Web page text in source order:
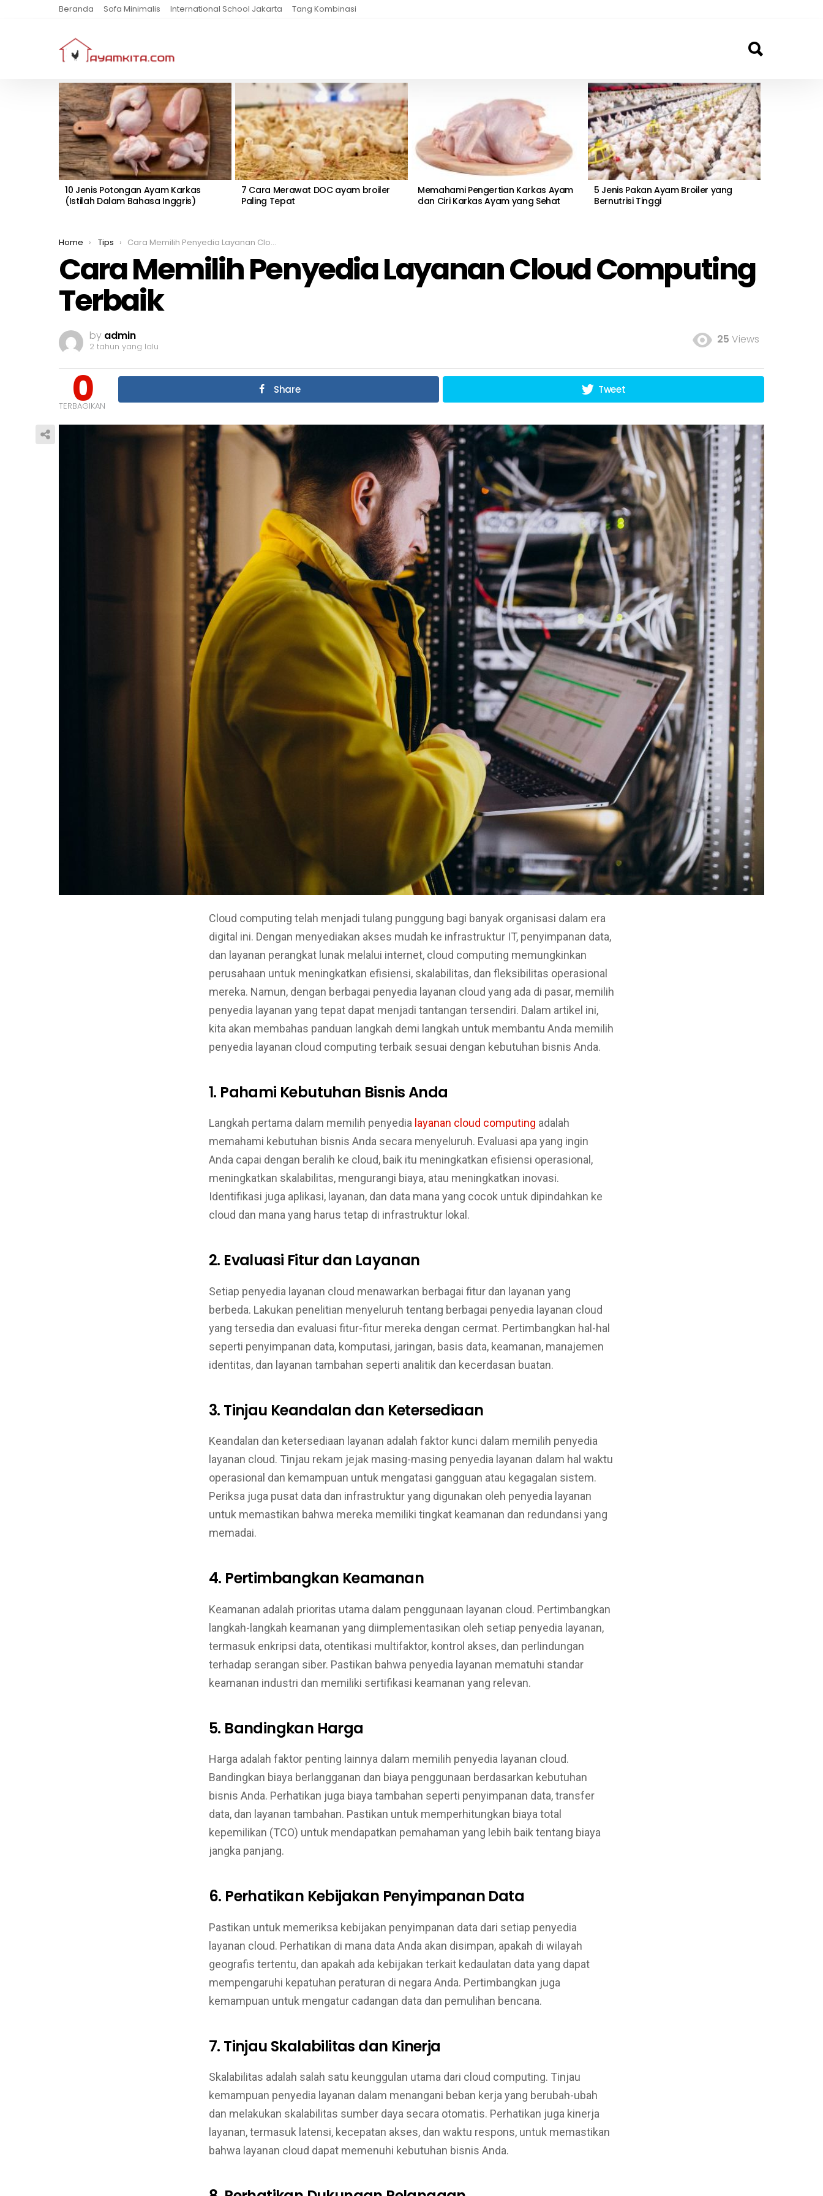
Beranda Sofa Minimalis International School Jakarta Tang Kombinasi
MOST
VIEWED
STORIES
10 Jenis Potongan Ayam Karkas
(Istilah Dalam Bahasa Inggris)
7 Cara Merawat DOC ayam broiler
Paling Tepat
Memahami Pengertian Karkas Ayam
dan Ciri Karkas Ayam yang Sehat
5 Jenis Pakan Ayam Broiler yang
Bernutrisi Tinggi
You are here:
Home Tips Cara Memilih Penyedia Layanan Cloud Computing Terbaik
Cara Memilih Penyedia Layanan Cloud Computing
Terbaik
by admin
2 tahun yang lalu
25 Views
0
TERBAGIKAN
Share Tweet
Cloud computing telah menjadi tulang punggung bagi banyak organisasi dalam era
digital ini. Dengan menyediakan akses mudah ke infrastruktur IT, penyimpanan data,
dan layanan perangkat lunak melalui internet, cloud computing memungkinkan
perusahaan untuk meningkatkan efisiensi, skalabilitas, dan fleksibilitas operasional
mereka. Namun, dengan berbagai penyedia layanan cloud yang ada di pasar, memilih
penyedia layanan yang tepat dapat menjadi tantangan tersendiri. Dalam artikel ini,
kita akan membahas panduan langkah demi langkah untuk membantu Anda memilih
penyedia layanan cloud computing terbaik sesuai dengan kebutuhan bisnis Anda.
1. Pahami Kebutuhan Bisnis Anda
Langkah pertama dalam memilih penyedia layanan cloud computing adalah
memahami kebutuhan bisnis Anda secara menyeluruh. Evaluasi apa yang ingin
Anda capai dengan beralih ke cloud, baik itu meningkatkan efisiensi operasional,
meningkatkan skalabilitas, mengurangi biaya, atau meningkatkan inovasi.
Identifikasi juga aplikasi, layanan, dan data mana yang cocok untuk dipindahkan ke
cloud dan mana yang harus tetap di infrastruktur lokal.
2. Evaluasi Fitur dan Layanan
Setiap penyedia layanan cloud menawarkan berbagai fitur dan layanan yang
berbeda. Lakukan penelitian menyeluruh tentang berbagai penyedia layanan cloud
yang tersedia dan evaluasi fitur-fitur mereka dengan cermat. Pertimbangkan hal-hal
seperti penyimpanan data, komputasi, jaringan, basis data, keamanan, manajemen
identitas, dan layanan tambahan seperti analitik dan kecerdasan buatan.
3. Tinjau Keandalan dan Ketersediaan
Keandalan dan ketersediaan layanan adalah faktor kunci dalam memilih penyedia
layanan cloud. Tinjau rekam jejak masing-masing penyedia layanan dalam hal waktu
operasional dan kemampuan untuk mengatasi gangguan atau kegagalan sistem.
Periksa juga pusat data dan infrastruktur yang digunakan oleh penyedia layanan
untuk memastikan bahwa mereka memiliki tingkat keamanan dan redundansi yang
memadai.
4. Pertimbangkan Keamanan
Keamanan adalah prioritas utama dalam penggunaan layanan cloud. Pertimbangkan
langkah-langkah keamanan yang diimplementasikan oleh setiap penyedia layanan,
termasuk enkripsi data, otentikasi multifaktor, kontrol akses, dan perlindungan
terhadap serangan siber. Pastikan bahwa penyedia layanan mematuhi standar
keamanan industri dan memiliki sertifikasi keamanan yang relevan.
5. Bandingkan Harga
Harga adalah faktor penting lainnya dalam memilih penyedia layanan cloud.
Bandingkan biaya berlangganan dan biaya penggunaan berdasarkan kebutuhan
bisnis Anda. Perhatikan juga biaya tambahan seperti penyimpanan data, transfer
data, dan layanan tambahan. Pastikan untuk memperhitungkan biaya total
kepemilikan (TCO) untuk mendapatkan pemahaman yang lebih baik tentang biaya
jangka panjang.
6. Perhatikan Kebijakan Penyimpanan Data
Pastikan untuk memeriksa kebijakan penyimpanan data dari setiap penyedia
layanan cloud. Perhatikan di mana data Anda akan disimpan, apakah di wilayah
geografis tertentu, dan apakah ada kebijakan terkait kedaulatan data yang dapat
mempengaruhi kepatuhan peraturan di negara Anda. Pertimbangkan juga
kemampuan untuk mengatur cadangan data dan pemulihan bencana.
7. Tinjau Skalabilitas dan Kinerja
Skalabilitas adalah salah satu keunggulan utama dari cloud computing. Tinjau
kemampuan penyedia layanan dalam menangani beban kerja yang berubah-ubah
dan melakukan skalabilitas sumber daya secara otomatis. Perhatikan juga kinerja
layanan, termasuk latensi, kecepatan akses, dan waktu respons, untuk memastikan
bahwa layanan cloud dapat memenuhi kebutuhan bisnis Anda.